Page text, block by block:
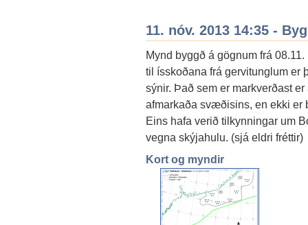
11. nóv. 2013 14:35 -
Mynd byggð á gögnum frá
til ísskoðana frá gervitunglum er
sýnir. Það sem er markverðast
afmarkaða svæðisins, en ekki
Eins hafa verið tilkynningar um
vegna skýjahulu. (sjá eldri fréttir)
Kort og myndir